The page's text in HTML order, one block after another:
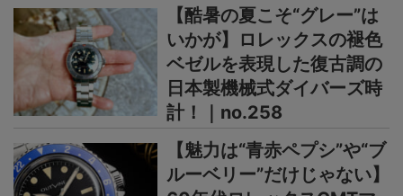
【酷暑の夏こそ“グレー”は
いかが】ロレックスの褪色
ベゼルを表現した復古調の
日本製機械式ダイバーズ時
計！｜no.258
【魅力は“青赤ペプシ”や“ブ
ルーベリー”だけじゃない】